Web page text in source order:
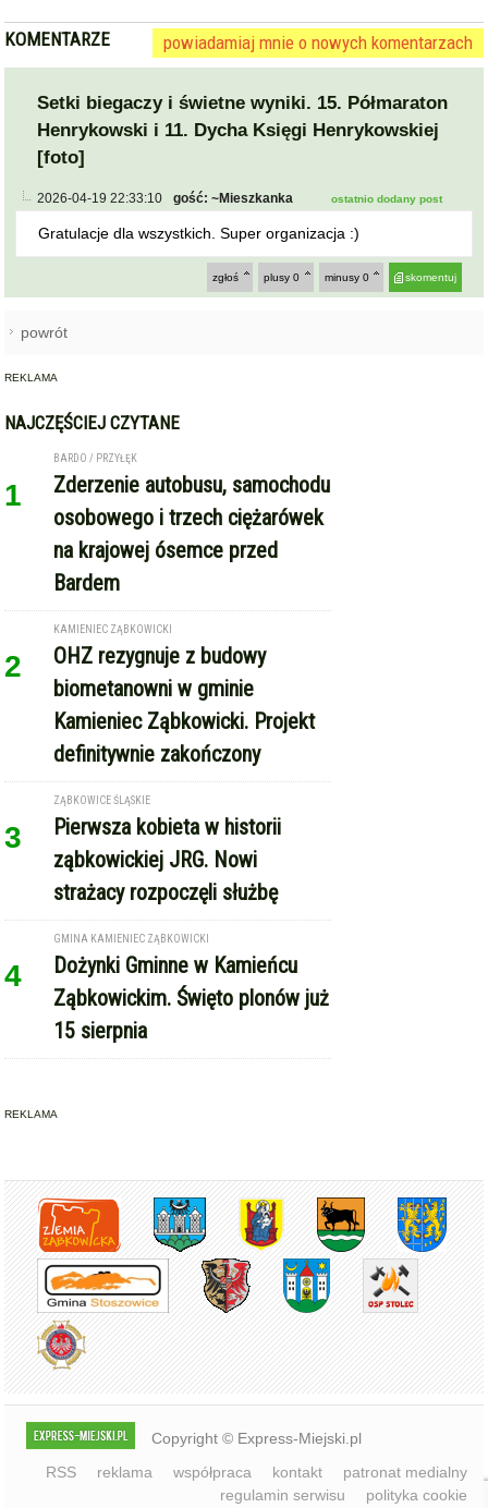
KOMENTARZE powiadamiaj mnie o nowych komentarzach
Setki biegaczy i świetne wyniki. 15. Półmaraton
Henrykowski i 11. Dycha Księgi Henrykowskiej
[foto]
2026-04-19 22:33:10 gość: ~Mieszkanka ostatnio dodany post
Gratulacje dla wszystkich. Super organizacja :)
skomentuj
minusy 0
plusy 0
zgłoś
powrót
REKLAMA
NAJCZĘŚCIEJ CZYTANE
1
BARDO / PRZYŁĘK
Zderzenie autobusu, samochodu
osobowego i trzech ciężarówek
na krajowej ósemce przed
Bardem
2
KAMIENIEC ZĄBKOWICKI
OHZ rezygnuje z budowy
biometanowni w gminie
Kamieniec Ząbkowicki. Projekt
definitywnie zakończony
3
ZĄBKOWICE ŚLĄSKIE
Pierwsza kobieta w historii
ząbkowickiej JRG. Nowi
strażacy rozpoczęli służbę
4
GMINA KAMIENIEC ZĄBKOWICKI
Dożynki Gminne w Kamieńcu
Ząbkowickim. Święto plonów już
15 sierpnia
REKLAMA
Copyright © Express-Miejski.pl
RSS
reklama współpraca kontakt
patronat medialny
regulamin serwisu
polityka cookie